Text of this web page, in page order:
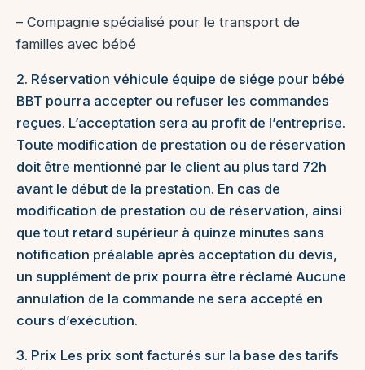
– Compagnie spécialisé pour le transport de
familles avec bébé
2. Réservation véhicule équipe de siége pour bébé
BBT pourra accepter ou refuser les commandes
reçues. L’acceptation sera au profit de l’entreprise.
Toute modification de prestation ou de réservation
doit être mentionné par le client au plus tard 72h
avant le début de la prestation. En cas de
modification de prestation ou de réservation, ainsi
que tout retard supérieur à quinze minutes sans
notification préalable après acceptation du devis,
un supplément de prix pourra être réclamé Aucune
annulation de la commande ne sera accepté en
cours d’exécution.
3. Prix Les prix sont facturés sur la base des tarifs